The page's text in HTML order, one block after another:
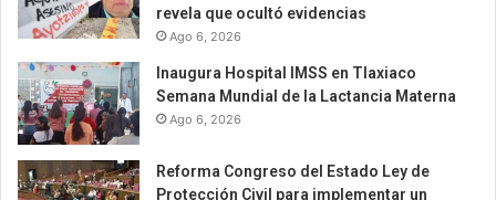
revela que ocultó evidencias
Ago 6, 2026
Inaugura Hospital IMSS en Tlaxiaco
Semana Mundial de la Lactancia Materna
Ago 6, 2026
Reforma Congreso del Estado Ley de
Protección Civil para implementar un